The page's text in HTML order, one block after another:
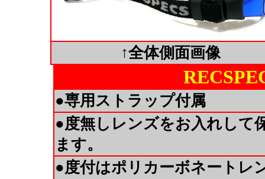
↑全体側面画像
●専用ストラップ付属
●度無しレンズをお入れして
ます。
●度付はポリカーボネートレ